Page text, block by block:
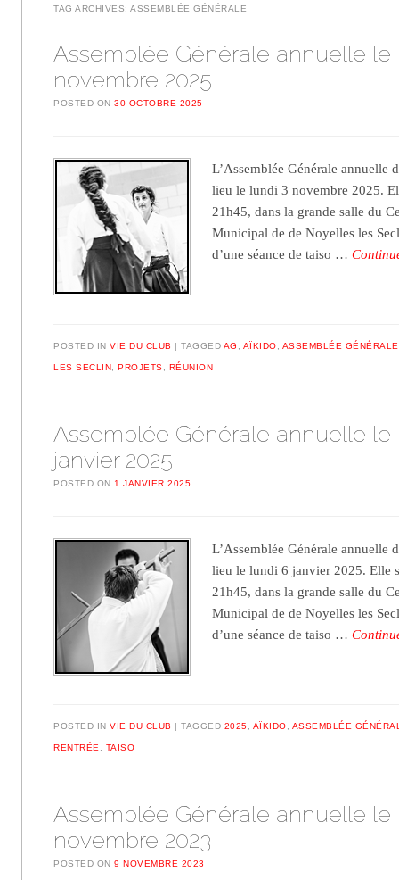
TAG ARCHIVES:ASSEMBLÉE GÉNÉRALE
Assemblée Générale annuelle le
novembre 2025
POSTED ON30 OCTOBRE 2025
L’Assemblée Générale annuelle
lieu le lundi 3 novembre 2025.
21h45, dans la grande salle du
Municipal de de Noyelles les
d’une séance de taiso …
POSTED INVIE DU CLUB TAGGED AG AÏKIDO ASSEMBLÉE GÉNÉRALE
LES SECLIN ,PROJETS RÉUNION
Assemblée Générale annuelle le
janvier 2025
POSTED ON 1 JANVIER 2025
L’Assemblée Générale annuelle
lieu le lundi 6 janvier 2025. Elle
21h45, dans la grande salle du
Municipal de de Noyelles les
d’une séance de taiso …
POSTED INVIE DU CLUB TAGGED 2025 AÏKIDO ASSEMBLÉE
RENTRÉE TAISO
Assemblée Générale annuelle le
novembre 2023
POSTED ON9 NOVEMBRE 2023